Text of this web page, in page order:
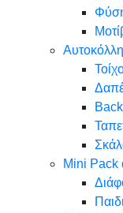
Mini Pack